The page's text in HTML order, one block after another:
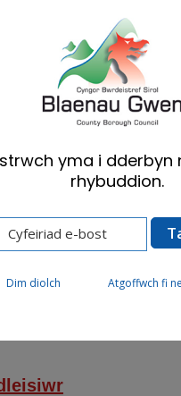
Cymraeg English
A-Y o Wasanaethau
o
yma i dderbyn
rhybuddion.
Dim diolch Atgoffwch fi